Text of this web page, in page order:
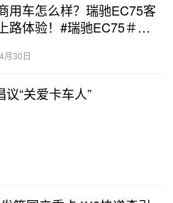
用车怎么样？瑞驰EC75客
路体验！#瑞驰EC75＃
月30日
“关爱卡车人”